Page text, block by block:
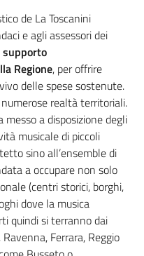
de La Toscanini
e agli assessori dei
supporto
Regione, per offrire
delle spese sostenute.
realtà territoriali.
messo a disposizione degli
musicale di piccoli
sino all’ensemble di
a occupare non solo
(centri storici, borghi,
dove la musica
quindi si terranno dai
Ferrara, Reggio